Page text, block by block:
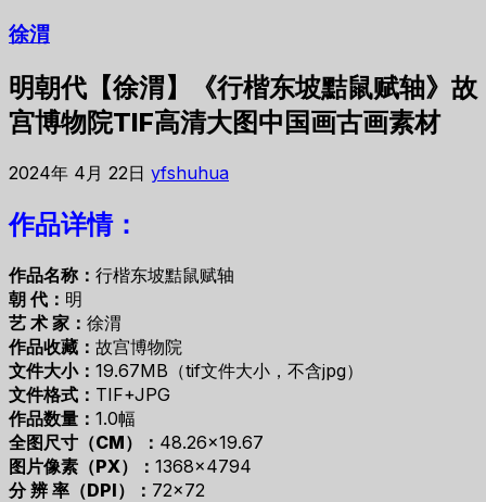
徐渭
明朝代【徐渭】《行楷东坡黠鼠赋轴》故
宫博物院TIF高清大图中国画古画素材
2024年 4月 22日 yfshuhua
作品详情：
作品名称： 行楷东坡黠鼠赋轴
朝 代： 明
艺 术 家： 徐渭
作品收藏： 故宫博物院
文件大小： 19.67MB（tif文件大小，不含jpg）
文件格式： TIF+JPG
作品数量： 1.0幅
全图尺寸（CM）： 48.26×19.67
图片像素（PX）： 1368×4794
分 辨 率（DPI）： 72×72